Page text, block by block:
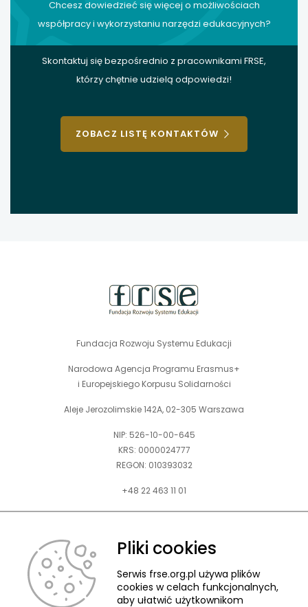
Chcesz dowiedzieć się więcej o możliwościach
współpracy i wykorzystaniu narzędzi edukacyjnych?
Skontaktuj się bezpośrednio z pracownikami FRSE,
którzy chętnie udzielą odpowiedzi!
ZOBACZ LISTĘ KONTAKTÓW
Fundacja Rozwoju Systemu Edukacji
Narodowa Agencja Programu Erasmus+
i Europejskiego Korpusu Solidarności
Aleje Jerozolimskie 142A, 02-305 Warszawa
NIP: 526-10-00-645
KRS: 0000024777
REGON: 010393032
+48 22 463 11 01
Zapraszamy do kontaktu telefonicznego w godz. 9-15.
kontakt@frse.org.pl
Pliki cookies
Serwis frse.org.pl używa plików
cookies w celach funkcjonalnych,
aby ułatwić użytkownikom